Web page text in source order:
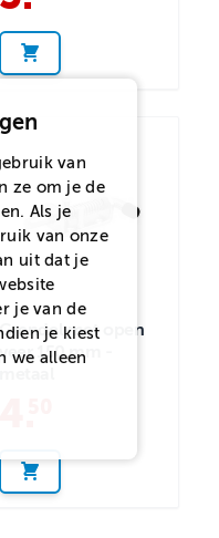
Grendel met open
veer 150 mm -
van
ze om je de
Als je
van onze
uit dat je
je van de
je kiest
we alleen